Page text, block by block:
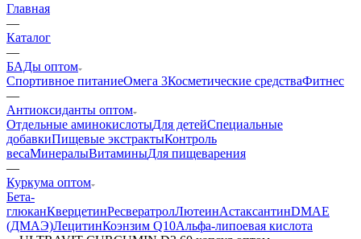
Главная
—
Каталог
—
БАДы оптом
Спортивное питаниеОмега 3Косметические средстваФитнес
—
Антиоксиданты оптом
Отдельные аминокислотыДля детейСпециальные
добавкиПищевые экстрактыКонтроль
весаМинералыВитаминыДля пищеварения
—
Куркума оптом
Бета-
глюканКверцетинРесвератролЛютеинАстаксантинDMAE
(ДМАЭ)ЛецитинКоэнзим Q10Альфа-липоевая кислота